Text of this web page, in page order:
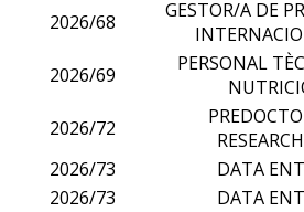
2026/68
GESTOR/A DE
2026/69
PERSONAL
2026/72
2026/73
DATA
2026/73
DATA